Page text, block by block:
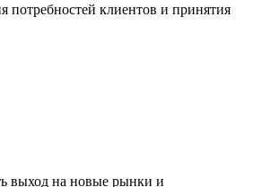
клиентов и принятия
выход на новые рынки и